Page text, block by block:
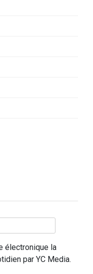
électronique la
par YC Media.